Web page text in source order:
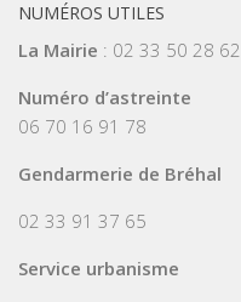
NUMÉROS UTILES
La Mairie : 02 33 50 28 62
Numéro d’astreinte
06 70 16 91 78
Gendarmerie de Bréhal
02 33 91 37 65
Service urbanisme